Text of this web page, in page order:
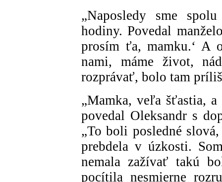
„Naposledy sme
hodiny. Povedal
prosím ťa, mamku.‘ A
nami, máme život,
rozprávať, bolo tam
„Mamka, veľa šťastia, a
povedal Oleksandr s
„To boli posledné
prebdela v úzkosti.
nemala zažívať takú
pocítila nesmierne